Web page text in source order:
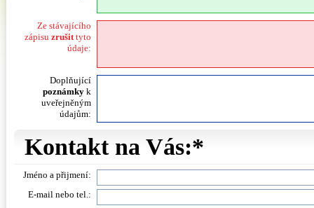
Ze stávajícího
zápisu zrušittyto
údaje:
Doplňující
poznámky k
uveřejněným
údajům:
Kontakt na Vás:*
Jméno a přijmení:
E-mail nebo tel.: